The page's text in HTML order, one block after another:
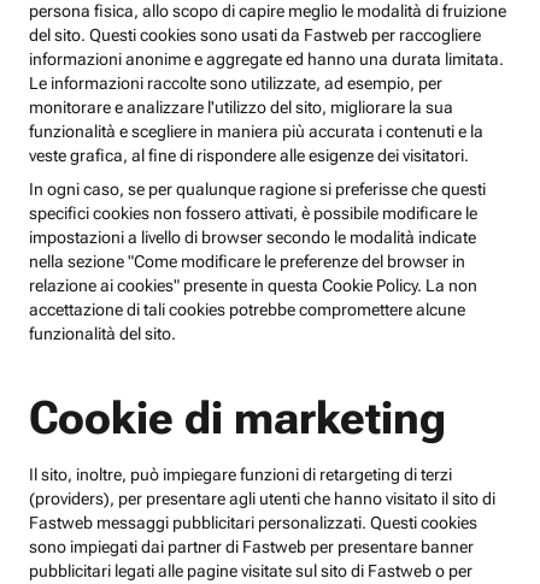
persona fisica, allo scopo di capire meglio le modalità di fruizione
del sito. Questi cookies sono usati da Fastweb per raccogliere
informazioni anonime e aggregate ed hanno una durata limitata.
Le informazioni raccolte sono utilizzate, ad esempio, per
monitorare e analizzare l'utilizzo del sito, migliorare la sua
funzionalità e scegliere in maniera più accurata i contenuti e la
veste grafica, al fine di rispondere alle esigenze dei visitatori.
In ogni caso, se per qualunque ragione si preferisse che questi
specifici cookies non fossero attivati, è possibile modificare le
impostazioni a livello di browser secondo le modalità indicate
nella sezione "Come modificare le preferenze del browser in
relazione ai cookies" presente in questa Cookie Policy. La non
accettazione di tali cookies potrebbe compromettere alcune
funzionalità del sito.
Cookie di marketing
Il sito, inoltre, può impiegare funzioni di retargeting di terzi
(providers), per presentare agli utenti che hanno visitato il sito di
Fastweb messaggi pubblicitari personalizzati. Questi cookies
sono impiegati dai partner di Fastweb per presentare banner
pubblicitari legati alle pagine visitate sul sito di Fastweb o per